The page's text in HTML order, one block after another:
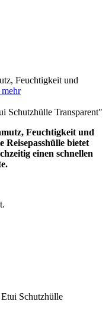
Feuchtigkeit und
mehr
Schutzhülle Transparent"
Feuchtigkeit und
Reisepasshülle bietet
einen schnellen
Schutzhülle